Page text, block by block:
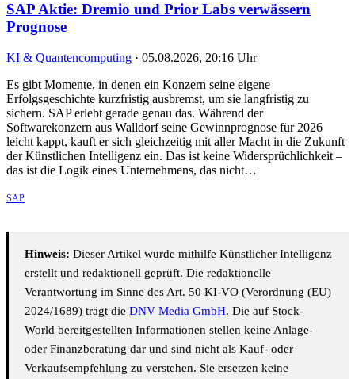
SAP Aktie: Dremio und Prior Labs verwässern
Prognose
KI & Quantencomputing · 05.08.2026, 20:16 Uhr
Es gibt Momente, in denen ein Konzern seine eigene
Erfolgsgeschichte kurzfristig ausbremst, um sie langfristig zu
sichern. SAP erlebt gerade genau das. Während der
Softwarekonzern aus Walldorf seine Gewinnprognose für 2026
leicht kappt, kauft er sich gleichzeitig mit aller Macht in die Zukunft
der Künstlichen Intelligenz ein. Das ist keine Widersprüchlichkeit –
das ist die Logik eines Unternehmens, das nicht…
SAP
Hinweis: Dieser Artikel wurde mithilfe Künstlicher Intelligenz
erstellt und redaktionell geprüft. Die redaktionelle
Verantwortung im Sinne des Art. 50 KI-VO (Verordnung (EU)
2024/1689) trägt die DNV Media GmbH. Die auf Stock-
World bereitgestellten Informationen stellen keine Anlage-
oder Finanzberatung dar und sind nicht als Kauf- oder
Verkaufsempfehlung zu verstehen. Sie ersetzen keine